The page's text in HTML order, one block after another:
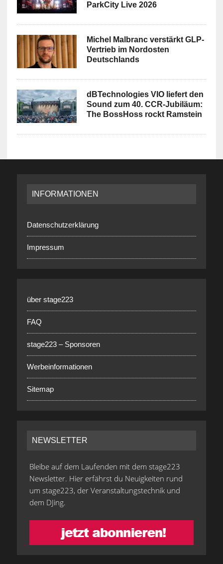
ParkCity Live 2026
Michel Malbranc verstärkt GLP-
Vertrieb im Nordosten
Deutschlands
dBTechnologies VIO liefert den
Sound zum 40. CCR-Jubiläum:
The BossHoss rockt Ramstein
INFORMATIONEN
Datenschutzerklärung
Impressum
über stage223
FAQ
stage223 – Sponsoren
Werbeinformationen
Sitemap
NEWSLETTER
Bleibe auf dem Laufenden mit dem stage223
Newsletter. Hier erfährst du Neuigkeiten rund
um stage223, der Veranstaltungstechnik und
dem DJing.